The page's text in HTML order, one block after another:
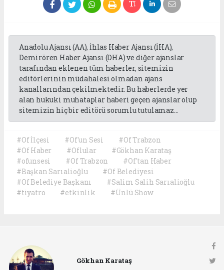
Anadolu Ajansı (AA), İhlas Haber Ajansı (İHA),
Demirören Haber Ajansı (DHA) ve diğer ajanslar
tarafından eklenen tüm haberler, sitemizin
editörlerinin müdahalesi olmadan ajans
kanallarından çekilmektedir. Bu haberlerde yer
alan hukuki muhataplar haberi geçen ajanslar olup
sitemizin hiç bir editörü sorumlu tutulamaz...
#Of İlçesi #Of'un Sesi
#Of Trabzon
#Of Haber
#Oflular
#Gökhan Karataş
#ofunsesi
#Of Trabzon
#Of'tan Haber
#Başkan Sarıalioğlu
#Of Belediyesi
#Of Belediye Başkanı
#Salim Salih Sarıalioğlu
#tiyatro
#etkinlik #Ünlü Show
Gökhan Karataş